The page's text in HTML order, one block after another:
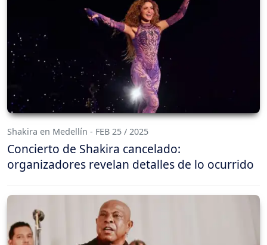
Shakira en Medellín - FEB 25 / 2025
Concierto de Shakira cancelado:
organizadores revelan detalles de lo ocurrido